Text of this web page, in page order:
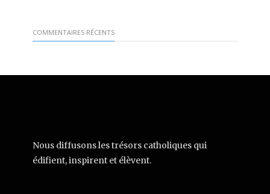
COMMENTAIRES RÉCENTS
Nous diffusons les trésors catholiques qui
édifient, inspirent et élèvent.